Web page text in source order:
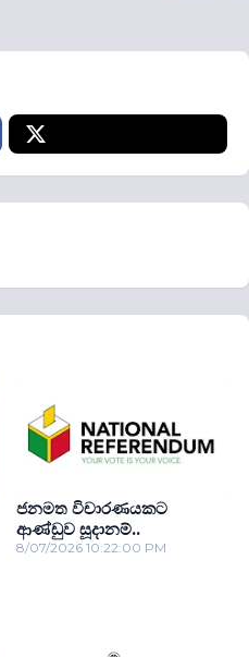
ජනමත විචාරණයකට
ආණ්ඩුව සූදානම්..
8/07/2026 10:22:00 PM